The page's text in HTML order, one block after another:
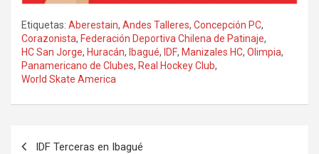
Etiquetas: Aberestain, Andes Talleres, Concepción PC,
Corazonista, Federación Deportiva Chilena de Patinaje,
HC San Jorge, Huracán, Ibagué, IDF, Manizales HC, Olimpia,
Panamericano de Clubes, Real Hockey Club,
World Skate America
IDF Terceras en Ibagué